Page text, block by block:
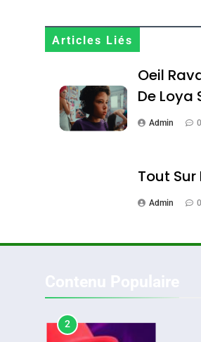
Articles Liés
Oeil
De Loya
Admin 0
Tout
Admin 0
Oeil
2